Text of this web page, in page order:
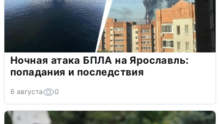
Ночная атака БПЛА на Ярославль:
попадания и последствия
6 августа 0